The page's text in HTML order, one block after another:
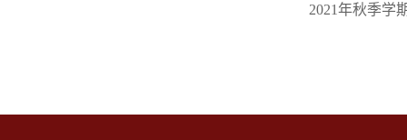
2021年秋季学